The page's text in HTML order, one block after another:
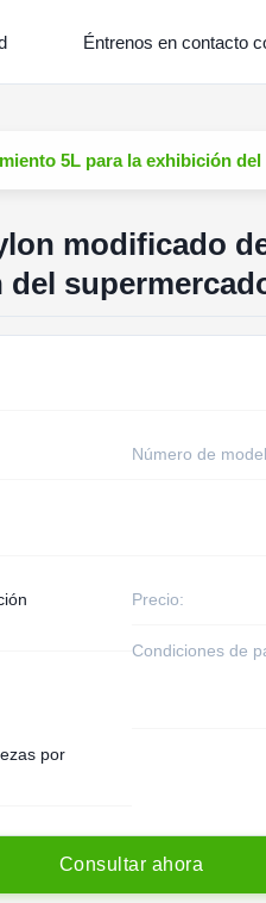
Éntrenos en contacto
5L para la exhibición
modificado
Número de
Precio:
Condiciones de
por
Consu tar ahora